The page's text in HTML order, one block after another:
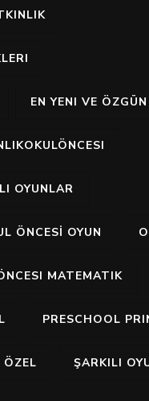
EN YENI VE
OYUNLAR
ÖNCESİ OYUN
MATEMATIK
PRESCHOOL
ÖZEL ŞARKILI